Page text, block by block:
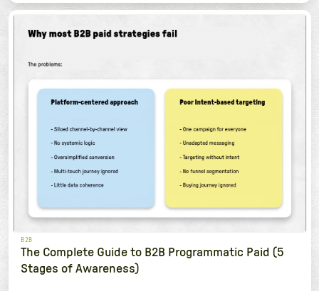
B2B
The Complete Guide to B2B Programmatic Paid (5
Stages of Awareness)